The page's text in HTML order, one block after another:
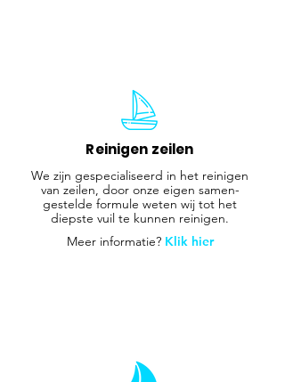
Reinigen zeilen
We zijn gespecialiseerd in het reinigen
van zeilen, door onze eigen samen-
gestelde formule weten wij tot het
diepste vuil te kunnen reinigen.
Meer informatie? Klik hier